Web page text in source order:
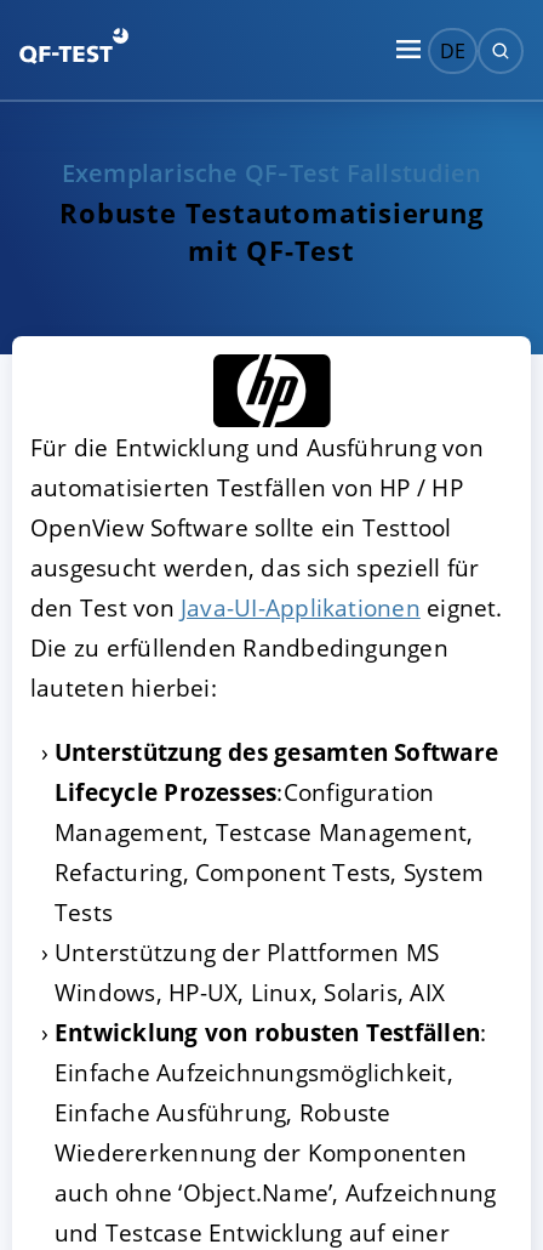
DE
Exemplarische QF‑Test Fallstudien
Robuste Testautomatisierung
mit QF-Test
Für die Entwicklung und Ausführung von
automatisierten Testfällen von HP / HP
OpenView Software sollte ein Testtool
ausgesucht werden, das sich speziell für
den Test von Java-UI-Applikationen eignet.
Die zu erfüllenden Randbedingungen
lauteten hierbei:
Unterstützung des gesamten Software
Lifecycle Prozesses:Configuration
Management, Testcase Management,
Refacturing, Component Tests, System
Tests
Unterstützung der Plattformen MS
Windows, HP-UX, Linux, Solaris, AIX
Entwicklung von robusten Testfällen:
Einfache Aufzeichnungsmöglichkeit,
Einfache Ausführung, Robuste
Wiedererkennung der Komponenten
auch ohne ‘Object.Name’, Aufzeichnung
und Testcase Entwicklung auf einer
AKZEPTIEREN KONFIGURIEREN
Impressum